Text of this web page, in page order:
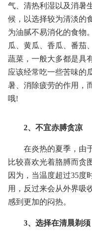
气、清热利湿以及消暑
候，以选择较为清淡的
为油腻不易消化的食物
瓜、黄瓜、香瓜、番茄
蔬菜，一般大多都是具
应该经常吃一些苦味的
暑、消除疲劳的作用，
哦!
2、不宜赤膊贪凉
在炎热的夏季，由
比较喜欢光着胳膊而贪
因为，当温度超过35度
用，反过来会从外界吸
感到更加的闷热。
3、选择在清晨剃须